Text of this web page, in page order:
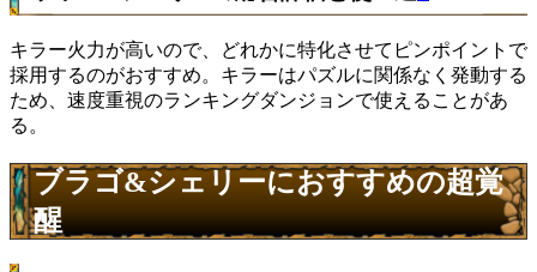
キラー火力が高いので、どれかに特化させてピンポイントで
採用するのがおすすめ。キラーはパズルに関係なく発動する
ため、速度重視のランキングダンジョンで使えることがあ
る。
ブラゴ&シェリーにおすすめの超覚
醒